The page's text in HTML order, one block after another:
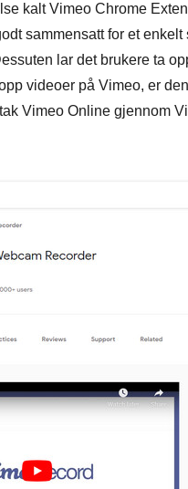
kalt Vimeo Chrome
sammensatt for et
lar det brukere ta
videoer på Vimeo, er
Vimeo Online gjennom